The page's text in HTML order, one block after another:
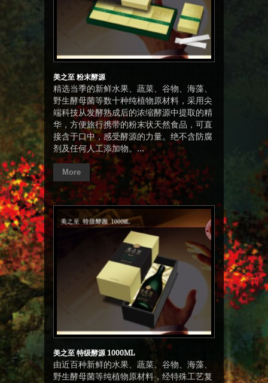
美之至 粉末酵源
精选当季的新鲜水果、蔬菜、谷物、海藻、
野生酵母菌等数十种纯植物原材料，采用尖
端科技从发酵熟成后的浓缩酵源中提取的精
华，方便旅行携带的粉末状天然食品，可直
接含于口中，感受酵源的力量。绝不含防腐
剂及任何人工添加物。...
More
美之至 特级酵源 1000ML
由近百种新鲜的水果、蔬菜、谷物、海藻、
野生酵母菌等纯植物原材料，经特殊工艺复